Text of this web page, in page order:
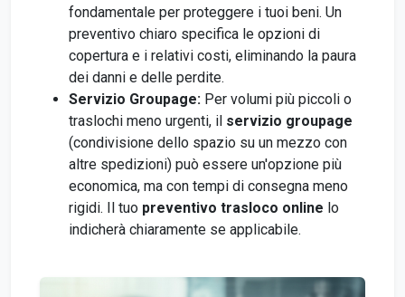
fondamentale per proteggere i tuoi beni. Un
preventivo chiaro specifica le opzioni di
copertura e i relativi costi, eliminando la paura
dei danni e delle perdite.
Servizio Groupage: Per volumi più piccoli o
traslochi meno urgenti, il servizio groupage
(condivisione dello spazio su un mezzo con
altre spedizioni) può essere un'opzione più
economica, ma con tempi di consegna meno
rigidi. Il tuo preventivo trasloco online lo
indicherà chiaramente se applicabile.